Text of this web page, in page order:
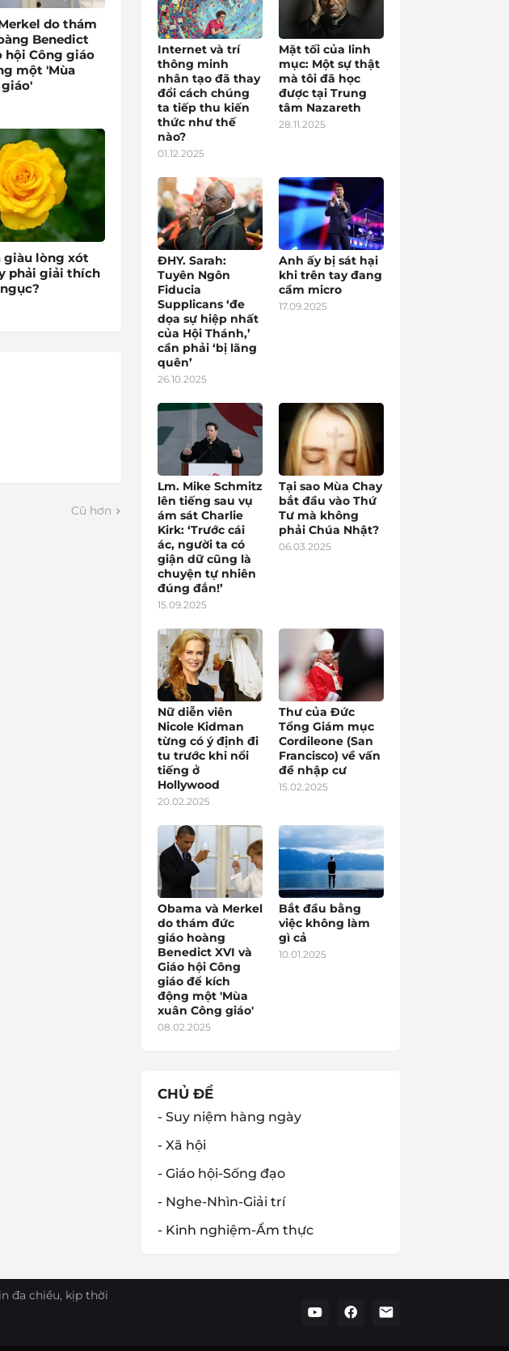
do thám
Benedict
hội Công giáo
một 'Mùa
giàu lòng xót
phải giải thích
Cũ hơn
Internet và trí
thông minh
nhân tạo đã thay
đổi cách chúng
ta tiếp thu kiến
thức như thế
nào?
01.12.2025
Mặt tối của linh
mục: Một sự thật
mà tôi đã học
được tại Trung
tâm Nazareth
28.11.2025
ĐHY. Sarah:
Tuyên Ngôn
Fiducia
Supplicans ‘đe
dọa sự hiệp nhất
của Hội Thánh,’
cần phải ‘bị lãng
quên’
26.10.2025
Anh ấy bị sát hại
khi trên tay đang
cầm micro
17.09.2025
Lm. Mike Schmitz
lên tiếng sau vụ
ám sát Charlie
Kirk: ‘Trước cái
ác, người ta có
giận dữ cũng là
chuyện tự nhiên
đúng đắn!’
15.09.2025
Tại sao Mùa Chay
bắt đầu vào Thứ
Tư mà không
phải Chúa Nhật?
06.03.2025
Nữ diễn viên
Nicole Kidman
từng có ý định đi
tu trước khi nổi
tiếng ở
Hollywood
20.02.2025
Thư của Đức
Tổng Giám mục
Cordileone (San
Francisco) về vấn
đề nhập cư
15.02.2025
Obama và Merkel
do thám đức
giáo hoàng
Benedict XVI và
Giáo hội Công
giáo để kích
động một 'Mùa
xuân Công giáo'
08.02.2025
Bắt đầu bằng
việc không làm
gì cả
10.01.2025
CHỦ ĐỀ
- Suy niệm hàng ngày
- Xã hội
- Giáo hội-Sống đạo
- Nghe-Nhìn-Giải trí
- Kinh nghiệm-Ẩm thực
đa chiều, kịp thời